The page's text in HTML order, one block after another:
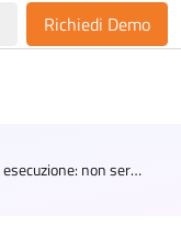
Richiedi Demo
Certificato di regolare esecuzione: non serve la garanzia per la rata di saldo